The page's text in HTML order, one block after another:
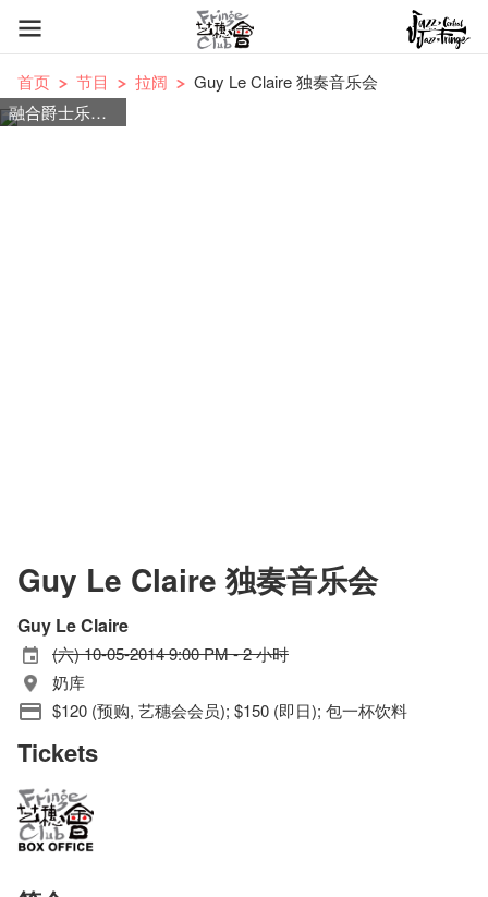
首页 节目 拉阔
Guy Le Claire 独奏音乐会
融合爵士乐，蓝调，流行乐，世界音乐，实验性音乐，摇滚乐的独特音乐
Guy Le Claire 独奏音乐会
Guy Le Claire
(六) 10-05-2014 9:00 PM - 2 小时
奶库
$120 (预购, 艺穗会会员); $150 (即日); 包一杯饮料
Tickets